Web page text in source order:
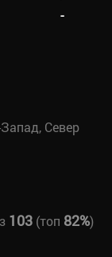
-
Север
103(топ 82%)